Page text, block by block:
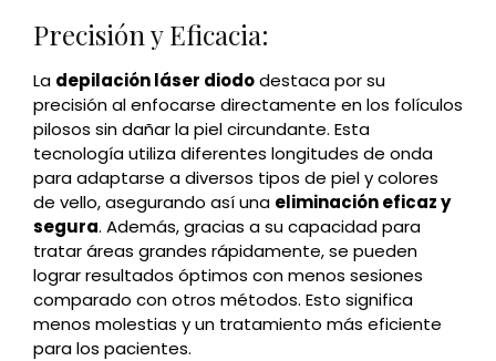
Precisión y Eficacia:
La depilación láser diododestaca por su
precisión al enfocarse directamente en los folículos
pilosos sin dañar la piel circundante. Esta
tecnología utiliza diferentes longitudes de onda
para adaptarse a diversos tipos de piel y colores
de vello, asegurando así una eliminación eficaz y
segura. Además, gracias a su capacidad para
tratar áreas grandes rápidamente, se pueden
lograr resultados óptimos con menos sesiones
comparado con otros métodos. Esto significa
menos molestias y un tratamiento más eficiente
para los pacientes.